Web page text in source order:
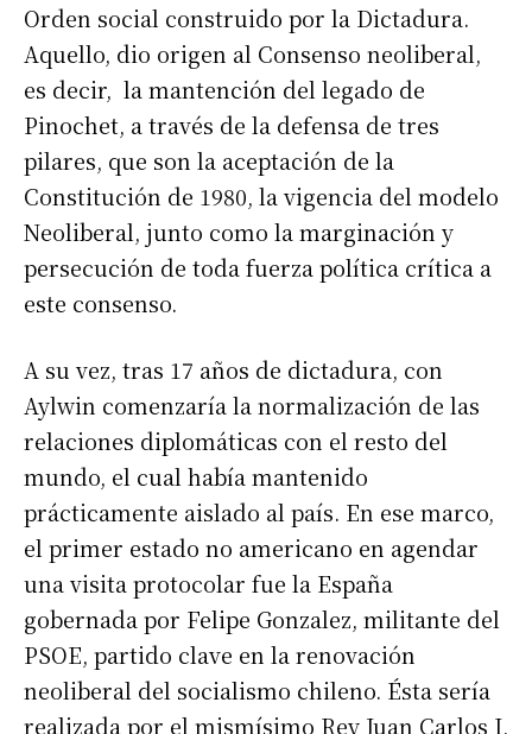
Orden social construido por la Dictadura.
Aquello, dio origen al Consenso neoliberal,
es decir, la mantención del legado de
Pinochet, a través de la defensa de tres
pilares, que son la aceptación de la
Constitución de 1980, la vigencia del modelo
Neoliberal, junto como la marginación y
persecución de toda fuerza política crítica a
este consenso.
A su vez, tras 17 años de dictadura, con
Aylwin comenzaría la normalización de las
relaciones diplomáticas con el resto del
mundo, el cual había mantenido
prácticamente aislado al país. En ese marco,
el primer estado no americano en agendar
una visita protocolar fue la España
gobernada por Felipe Gonzalez, militante del
PSOE, partido clave en la renovación
neoliberal del socialismo chileno. Ésta sería
realizada por el mismísimo Rey Juan Carlos I,